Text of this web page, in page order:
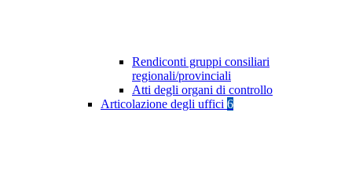
Rendiconti gruppi consiliari
regionali/provinciali
Atti degli organi di controllo
Articolazione degli uffici 6